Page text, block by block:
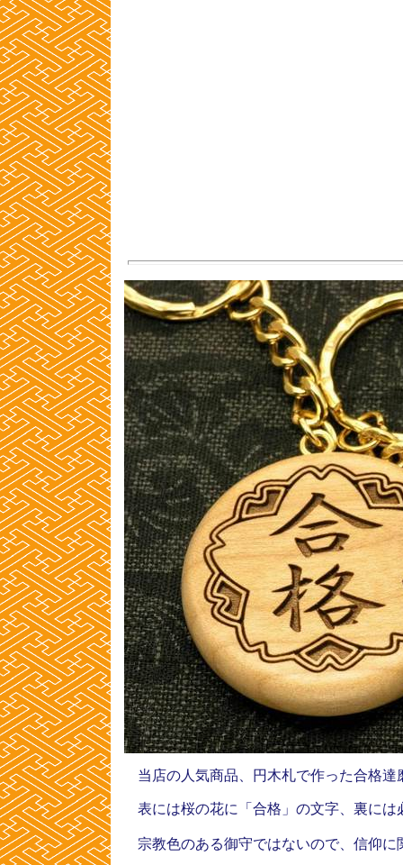
当店の人気商品、円木札で作った合格
表には桜の花に「合格」の文字、裏に
宗教色のある御守ではないので、信仰